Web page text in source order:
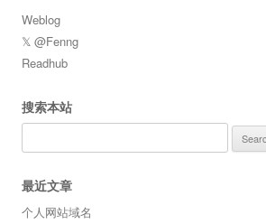
Weblog
𝕏 @Fenng
Readhub
搜索本站
for:
最近文章
个人网站域名